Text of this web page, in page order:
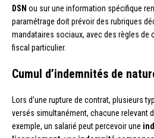
DSN ou sur une information spécifique
paramétrage doit prévoir des rubriques
mandataires sociaux, avec des règles de
fiscal particulier.
Cumul d’indemnités de
Lors d’une rupture de contrat, plusieurs
versés simultanément, chacune relevant
exemple, un salarié peut percevoir une